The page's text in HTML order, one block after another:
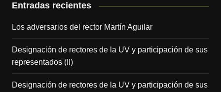
Entradas recientes
Los adversarios del rector Martín Aguilar
Designación de rectores de la UV y participación de sus
representados (II)
Designación de rectores de la UV y participación de sus